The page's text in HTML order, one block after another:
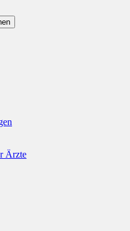
Ärzte